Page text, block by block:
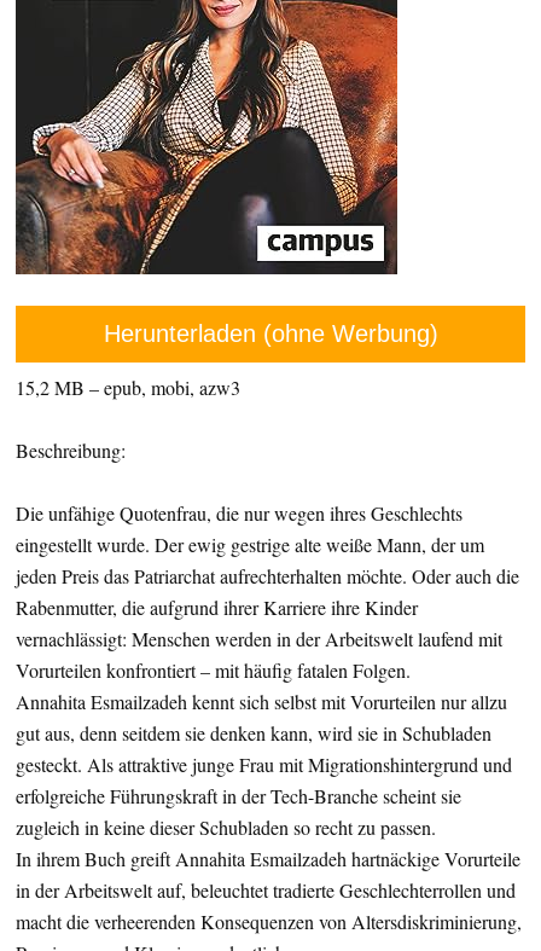
Herunterladen (ohne Werbung)
15,2 MB – epub, mobi, azw3
Beschreibung:
Die unfähige Quotenfrau, die nur wegen ihres Geschlechts
eingestellt wurde. Der ewig gestrige alte weiße Mann, der um
jeden Preis das Patriarchat aufrechterhalten möchte. Oder auch die
Rabenmutter, die aufgrund ihrer Karriere ihre Kinder
vernachlässigt: Menschen werden in der Arbeitswelt laufend mit
Vorurteilen konfrontiert – mit häufig fatalen Folgen.
Annahita Esmailzadeh kennt sich selbst mit Vorurteilen nur allzu
gut aus, denn seitdem sie denken kann, wird sie in Schubladen
gesteckt. Als attraktive junge Frau mit Migrationshintergrund und
erfolgreiche Führungskraft in der Tech-Branche scheint sie
zugleich in keine dieser Schubladen so recht zu passen.
In ihrem Buch greift Annahita Esmailzadeh hartnäckige Vorurteile
in der Arbeitswelt auf, beleuchtet tradierte Geschlechterrollen und
macht die verheerenden Konsequenzen von Altersdiskriminierung,